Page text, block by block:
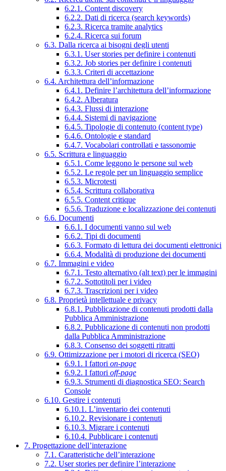
6.2.1. Content discovery
6.2.2. Dati di ricerca (search keywords)
6.2.3. Ricerca tramite analytics
6.2.4. Ricerca sui forum
6.3. Dalla ricerca ai bisogni degli utenti
6.3.1. User stories per definire i contenuti
6.3.2. Job stories per definire i contenuti
6.3.3. Criteri di accettazione
6.4. Architettura dell’informazione
6.4.1. Definire l’architettura dell’informazione
6.4.2. Alberatura
6.4.3. Flussi di interazione
6.4.4. Sistemi di navigazione
6.4.5. Tipologie di contenuto (content type)
6.4.6. Ontologie e standard
6.4.7. Vocabolari controllati e tassonomie
6.5. Scrittura e linguaggio
6.5.1. Come leggono le persone sul web
6.5.2. Le regole per un linguaggio semplice
6.5.3. Microtesti
6.5.4. Scrittura collaborativa
6.5.5. Content critique
6.5.6. Traduzione e localizzazione dei contenuti
6.6. Documenti
6.6.1. I documenti vanno sul web
6.6.2. Tipi di documenti
6.6.3. Formato di lettura dei documenti elettronici
6.6.4. Modalità di produzione dei documenti
6.7. Immagini e video
6.7.1. Testo alternativo (alt text) per le immagini
6.7.2. Sottotitoli per i video
6.7.3. Trascrizioni per i video
6.8. Proprietà intellettuale e privacy
6.8.1. Pubblicazione di contenuti prodotti dalla
Pubblica Amministrazione
6.8.2. Pubblicazione di contenuti non prodotti
dalla Pubblica Amministrazione
6.8.3. Consenso dei soggetti ritratti
6.9. Ottimizzazione per i motori di ricerca (SEO)
6.9.1. I fattori on-page
6.9.2. I fattori off-page
6.9.3. Strumenti di diagnostica SEO: Search
Console
6.10. Gestire i contenuti
6.10.1. L’inventario dei contenuti
6.10.2. Revisionare i contenuti
6.10.3. Migrare i contenuti
6.10.4. Pubblicare i contenuti
7. Progettazione dell’interazione
7.1. Caratteristiche dell’interazione
7.2. User stories per definire l’interazione